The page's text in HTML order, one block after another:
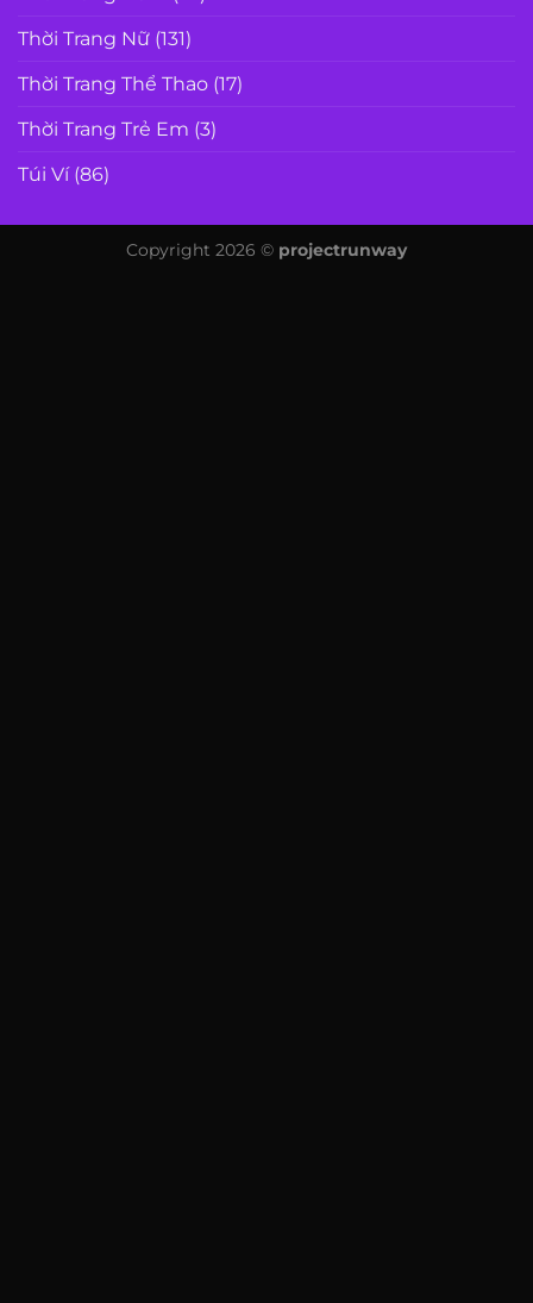
Thời Trang Nữ (131)
Thời Trang Thể Thao (17)
Thời Trang Trẻ Em (3)
Túi Ví(86)
Copyright 2026 © projectrunway